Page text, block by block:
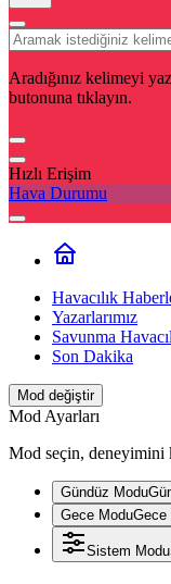
Aradığınız kelimeyi
butonuna tıklayın.
Hızlı Erişim
Hava Durumu
Havacılık
Yazarlarımız
Savunma
Son Dakika
Mod değiştir
Mod Ayarları
Mod seçin, deneyimini
Gündüz Modu
Gece ModuGece
Sistem Modu